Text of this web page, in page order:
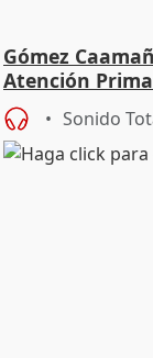
Gómez
Atención
Sonido